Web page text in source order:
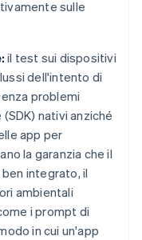
sulle
il test sui dispositivi
dell'intento di
problemi
nativi anziché
app per
la garanzia che il
integrato, il
ambientali
i prompt di
in cui un'app